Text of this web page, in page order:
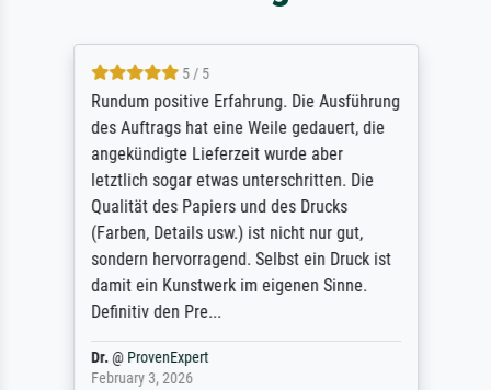
5 / 5
Rundum positive Erfahrung. Die Ausführung
des Auftrags hat eine Weile gedauert, die
angekündigte Lieferzeit wurde aber
letztlich sogar etwas unterschritten. Die
Qualität des Papiers und des Drucks
(Farben, Details usw.) ist nicht nur gut,
sondern hervorragend. Selbst ein Druck ist
damit ein Kunstwerk im eigenen Sinne.
Definitiv den Pre...
Dr.@ ProvenExpert
February 3, 2026